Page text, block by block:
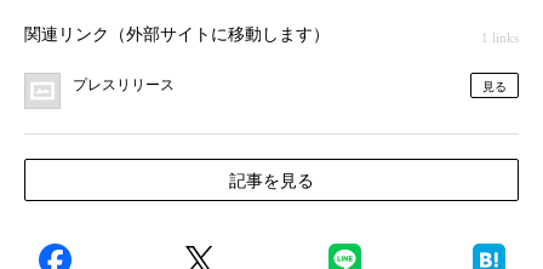
関連リンク（外部サイトに移動します） 1 links
プレスリリース 見る
記事を見る